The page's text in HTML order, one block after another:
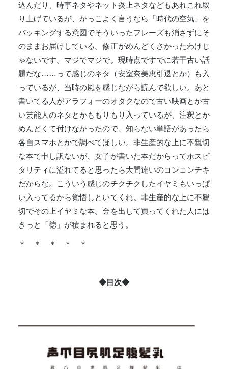
込んだり、時事ネタやネット炎上ネタなどもあれこれ取
り上げているが、かっこよく言うなら「時代の空気」を
パッキングする意図でそういったフレーズも消さずにそ
のままお届けしている。修正がめんどくさかったわけじ
ゃないです。マジでマジで。現時点ですでに若干古い話
題だな……って感じのネタ（安室奈美恵引退とか）も入
っているが、当時の風を感じながら読んで欲しい。あと
書いてる人がアラフォーのオタクなので古い映画とか古
い芸能人のネタとかももりもり入っているが、注釈とか
めんどくて付けなかったので、知らない単語があったら
各自スマホとかで調べてほしい。非生産的な上に不親切
な本で申し訳ないが、女子が書いた本だからってホスピ
タリティに溢れてると思ったら大間違いのコンコンチキ
だからな。こういう感じのチクチクしたイヤミもいっぱ
い入ってるから覚悟しといてくれ。非生産的な上に不親
切でその上イヤミな本。金を出して買ってくれた人には
きっと「徳」が積まれると思う。
＊ ＊ ＊ ＊ ＊
◆目次◆